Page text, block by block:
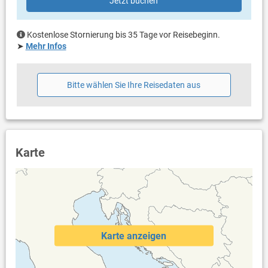
Handtücher vorhanden
Internet per WLAN
Safe
Kostenlose Stornierung bis 35 Tage vor Reisebeginn.
➤ Mehr Infos
Bitte wählen Sie Ihre Reisedaten aus
Karte
Karte anzeigen